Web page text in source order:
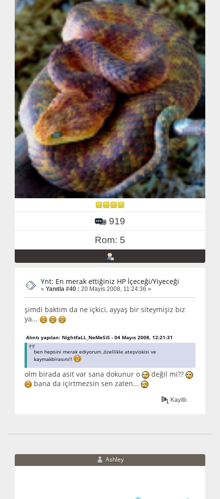
919
Rom: 5
Ynt: En merak ettiğiniz HP İçeceği/Yiyeceği
« Yanıtla #40 : 20 Mayıs 2008, 11:24:36 »
şimdi baktım da ne içkici, ayyaş bir siteymişiz biz
ya...
Alıntı yapılan: NightfaLL_NeMeSiS - 04 Mayıs 2008, 12:21:31
ben hepsini merak ediyorum ,özellikle ateşviskisi ve
kaymakbirasını!!
olm birada asit var sana dokunur o
değil mi??
bana da içirtmezsin sen zaten...
Kayıtlı
Ashley